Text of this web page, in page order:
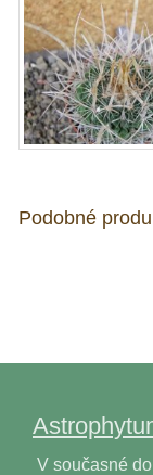
Podobné
V současné